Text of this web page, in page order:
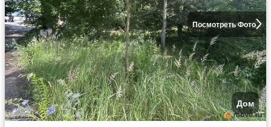
Посмотреть Фото
Дом